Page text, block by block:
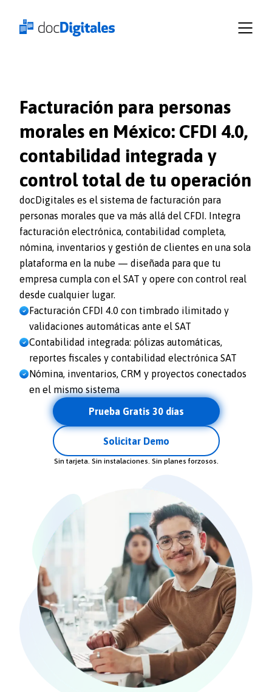
Recursos
docDigitales
Línea
docDigitales
Facturación para personas
morales en México: CFDI 4.0,
contabilidad integrada y
control total de tu operación
docDigitales es el sistema de facturación para
personas morales que va más allá del CFDI. Integra
facturación electrónica, contabilidad completa,
nómina, inventarios y gestión de clientes en una sola
plataforma en la nube — diseñada para que tu
empresa cumpla con el SAT y opere con control real
desde cualquier lugar.
Facturación CFDI 4.0 con timbrado ilimitado y
validaciones automáticas ante el SAT
Contabilidad integrada: pólizas automáticas,
reportes fiscales y contabilidad electrónica SAT
Nómina, inventarios, CRM y proyectos conectados
en el mismo sistema
Prueba Gratis 30 días
Solicitar Demo
Sin tarjeta. Sin instalaciones. Sin planes forzosos.